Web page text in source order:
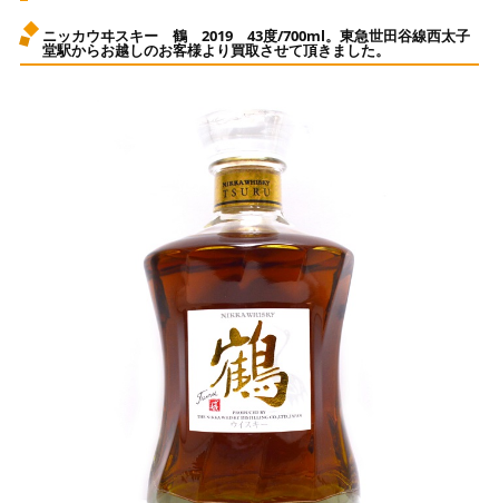
ニッカウヰスキー 鶴 2019 43度/700ml。東急世田谷線西太子
堂駅からお越しのお客様より買取させて頂きました。